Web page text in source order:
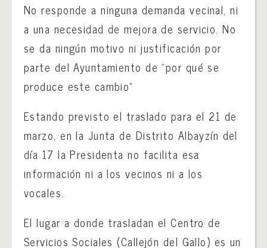
No responde a ninguna demanda vecinal, ni
a una necesidad de mejora de servicio. No
se da ningún motivo ni justificación por
parte del Ayuntamiento de “por qué se
produce este cambio”
Estando previsto el traslado para el 21 de
marzo, en la Junta de Distrito Albayzín del
día 17 la Presidenta no facilita esa
información ni a los vecinos ni a los
vocales.
El lugar a donde trasladan el Centro de
Servicios Sociales (Callejón del Gallo) es un